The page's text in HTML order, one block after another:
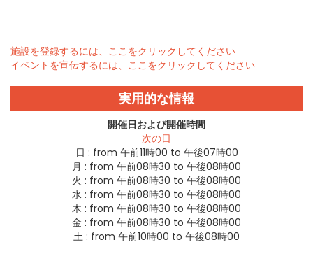
施設を登録するには、ここをクリックしてください
イベントを宣伝するには、ここをクリックしてください
実用的な情報
開催日および開催時間
次の日
日 : from 午前11時00 to 午後07時00
月 : from 午前08時30 to 午後08時00
火 : from 午前08時30 to 午後08時00
水 : from 午前08時30 to 午後08時00
木 : from 午前08時30 to 午後08時00
金 : from 午前08時30 to 午後08時00
土 : from 午前10時00 to 午後08時00